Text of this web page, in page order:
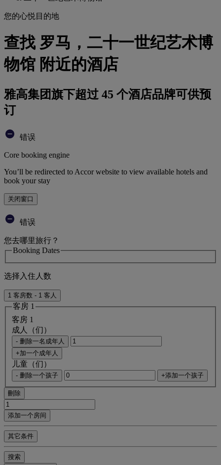
您的心悦目的地
查找 罗马，二十一世纪艺术博
物馆 附近的酒店
雅高集团旗下超过 45 个酒店品牌可供预
订
错误
Core booking engine
You’ll be redirected to Accor website to view available hotels and
book your stay
关闭窗口
错误
您去哪里旅行？
Booking Dates
选择入住人数
1 客房数 - 1 客人
客房 1
客房 1
成人（们）
- 删除一名成年人
+加一个成年人
儿童（们）
- 删除一个孩子 +添加一个孩子
刪除
添加一个房间
其它条件
搜索